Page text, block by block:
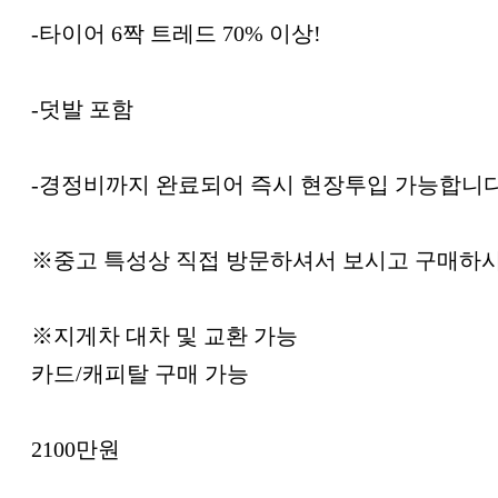
-타이어 6짝 트레드 70% 이상!
-덧발 포함
-경정비까지 완료되어 즉시 현장투입 가능합니
※중고 특성상 직접 방문하셔서 보시고 구매하
※지게차 대차 및 교환 가능
카드/캐피탈 구매 가능
2100만원